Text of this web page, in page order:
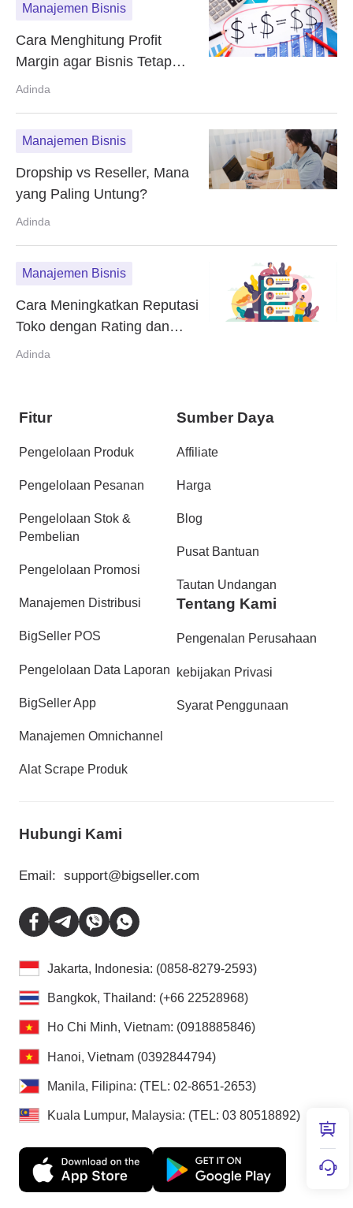
Manajemen Bisnis
Cara Menghitung Profit
Margin agar Bisnis Tetap
Cuan
Adinda
Manajemen Bisnis
Dropship vs Reseller, Mana
yang Paling Untung?
Adinda
Manajemen Bisnis
Cara Meningkatkan Reputasi
Toko dengan Rating dan
Review
Adinda
Fitur
Pengelolaan Produk
Pengelolaan Pesanan
Pengelolaan Stok &
Pembelian
Pengelolaan Promosi
Manajemen Distribusi
BigSeller POS
Pengelolaan Data Laporan
BigSeller App
Manajemen Omnichannel
Alat Scrape Produk
Sumber Daya
Affiliate
Harga
Blog
Pusat Bantuan
Tautan Undangan
Tentang Kami
Pengenalan Perusahaan
kebijakan Privasi
Syarat Penggunaan
Hubungi Kami
Email: support@bigseller.com
Jakarta, Indonesia: (0858-8279-2593)
Bangkok, Thailand: (+66 22528968)
Ho Chi Minh, Vietnam: (0918885846)
Hanoi, Vietnam (0392844794)
Manila, Filipina: (TEL: 02-8651-2653)
Kuala Lumpur, Malaysia: (TEL: 03 80518892)